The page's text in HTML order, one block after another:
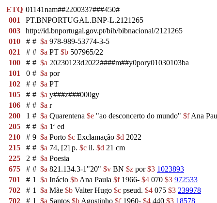
ETQ 01141nam##2200337###450#
001
PT.BNPORTUGAL.BNP-L.2121265
003
http://id.bnportugal.gov.pt/bib/bibnacional/2121265
010
# # $a 978-989-53774-3-5
021
# # $a PT $b 507965/22
100
# # $a 20230123d2022####m##y0pory01030103ba
101
0 # $a por
102
# # $a PT
105
# # $a y###z###000gy
106
# # $a r
200
1 # $a Quarentena $e "ao desconcerto do mundo" $fAna
205
# # $a 1ª ed
210
# 9 $a Porto $c Exclamação $d 2022
215
# # $a 74, [2] p. $c il. $d 21 cm
225
2 # $a Poesia
675
# # $a 821.134.3-1"20" $v BN $z por$3 1023893
701
# 1 $a Inácio $b Ana Paula $f1966- $4 070 $3 972533
702
# 1 $a Mãe $b Valter Hugo $c pseud. $4 075 $3 239978
702
# 1 $a Santos $b Agostinho $f1960- $4 440 $3 18578